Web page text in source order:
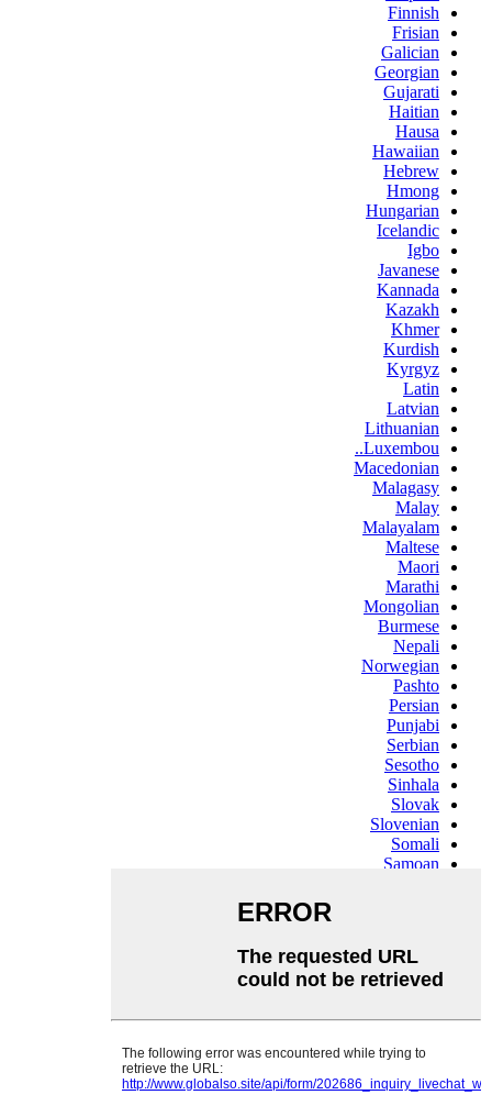
Finnish
Frisian
Galician
Georgian
Gujarati
Haitian
Hausa
Hawaiian
Hebrew
Hmong
Hungarian
Icelandic
Igbo
Javanese
Kannada
Kazakh
Khmer
Kurdish
Kyrgyz
Latin
Latvian
Lithuanian
Luxembou..
Macedonian
Malagasy
Malay
Malayalam
Maltese
Maori
Marathi
Mongolian
Burmese
Nepali
Norwegian
Pashto
Persian
Punjabi
Serbian
Sesotho
Sinhala
Slovak
Slovenian
Somali
Samoan
Swahili
Tajik
Telugu
Ukrainian
Urdu